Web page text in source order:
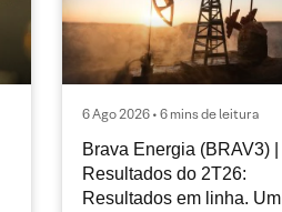
6 Ago 2026 • 6 mins de leitura
Brava Energia (BRAV3) |
Resultados do 2T26:
Resultados em linha. Um